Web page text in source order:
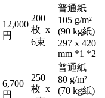
12,000
円
200
枚 x
6束
普通紙
105 g/m²
(90 kg紙)
297 x 420
mm *1 *2
6,700
円
250
枚 x
普通紙
80 g/m²
(70 kg紙)